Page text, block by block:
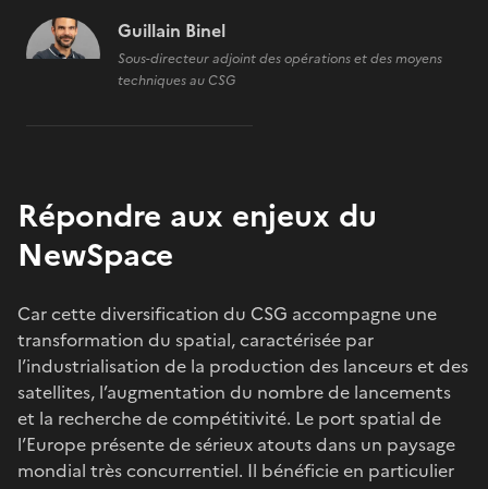
Guillain Binel
Sous-directeur adjoint des opérations et des moyens
techniques au CSG
Répondre aux enjeux du
NewSpace
Car cette diversification du CSG accompagne une
transformation du spatial, caractérisée par
l’industrialisation de la production des lanceurs et des
satellites, l’augmentation du nombre de lancements
et la recherche de compétitivité. Le port spatial de
l’Europe présente de sérieux atouts dans un paysage
mondial très concurrentiel. Il bénéficie en particulier